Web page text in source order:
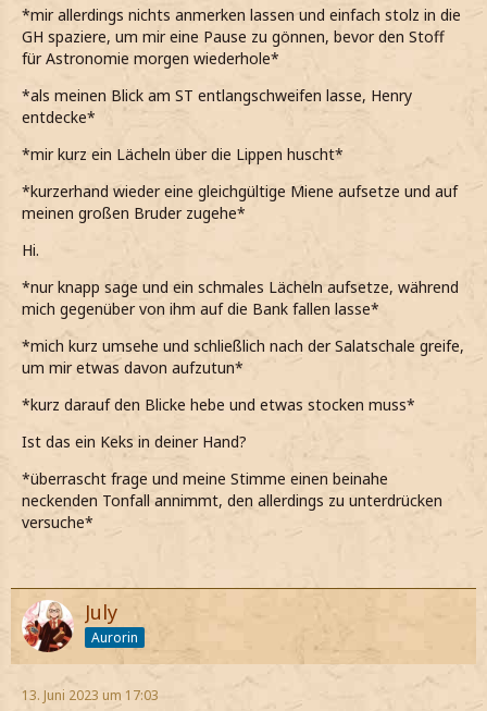
*mir allerdings nichts anmerken lassen und einfach stolz in die
GH spaziere, um mir eine Pause zu gönnen, bevor den Stoff
für Astronomie morgen wiederhole*
*als meinen Blick am ST entlangschweifen lasse, Henry
entdecke*
*mir kurz ein Lächeln über die Lippen huscht*
*kurzerhand wieder eine gleichgültige Miene aufsetze und auf
meinen großen Bruder zugehe*
Hi.
*nur knapp sage und ein schmales Lächeln aufsetze, während
mich gegenüber von ihm auf die Bank fallen lasse*
*mich kurz umsehe und schließlich nach der Salatschale greife,
um mir etwas davon aufzutun*
*kurz darauf den Blicke hebe und etwas stocken muss*
Ist das ein Keks in deiner Hand?
*überrascht frage und meine Stimme einen beinahe
neckenden Tonfall annimmt, den allerdings zu unterdrücken
versuche*
July
Aurorin
13. Juni 2023 um 17:03